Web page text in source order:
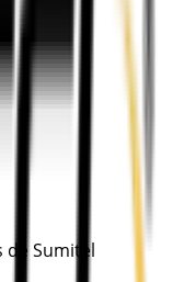
de Sumitel